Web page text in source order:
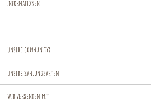
Informationen
Unsere Communitys
Unsere Zahlungsarten
Wir versenden mit: